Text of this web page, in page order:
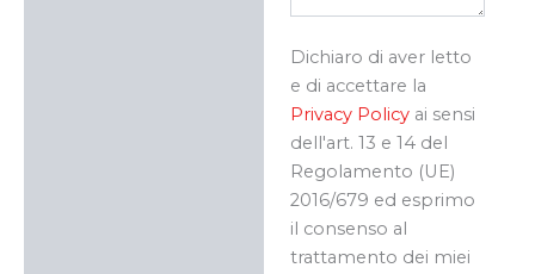
Dichiaro di aver letto
e di accettare la
Privacy Policyai sensi
dell'art. 13 e 14 del
Regolamento (UE)
2016/679 ed esprimo
il consenso al
trattamento dei miei